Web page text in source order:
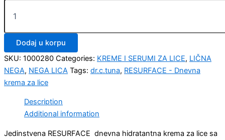
Dodaj u korpu
SKU: 1000280 Categories: KREME I SERUMI ZA LICE, LIČNA
NEGA, NEGA LICA Tags: dr.c.tuna, RESURFACE - Dnevna
krema za lice
Description
Additional information
Jedinstvena RESURFACE dnevna hidratantna krema za lice sa